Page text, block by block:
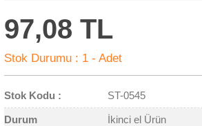
97,08 TL
Stok Durumu : 1 - Adet
Stok Kodu : ST-0545
Durum İkinci el Ürün